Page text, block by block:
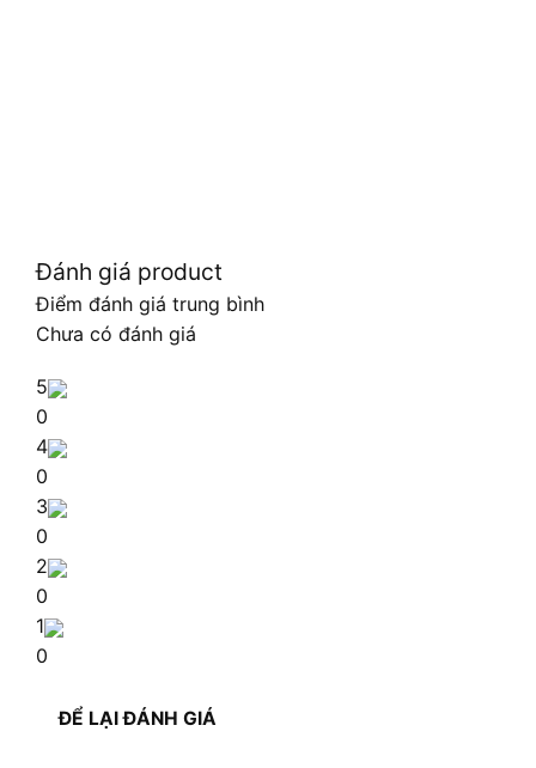
Đánh giá product
Điểm đánh giá trung bình
Chưa có đánh giá
5
0
4
0
3
0
2
0
1
0
ĐỂ LẠI ĐÁNH GIÁ